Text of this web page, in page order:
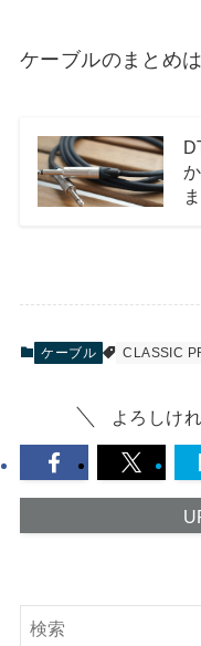
ケーブルのまとめ
ケーブル CLASSIC
よろしけ